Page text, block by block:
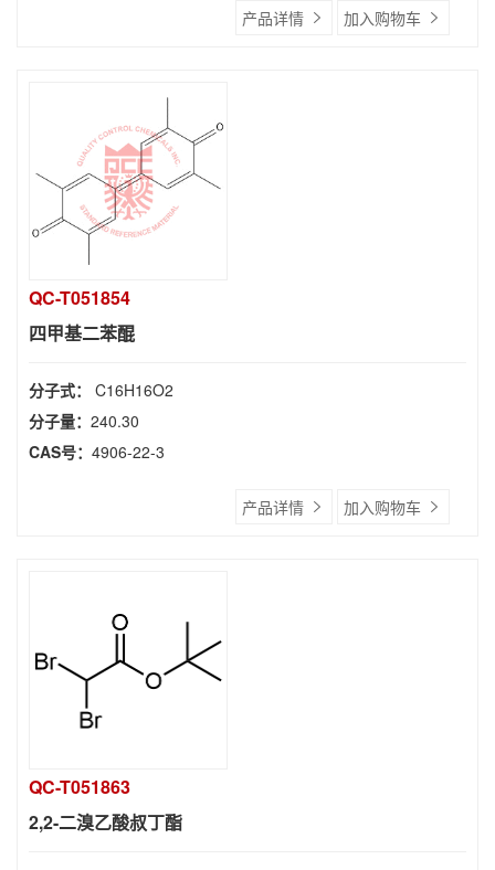
产品详情 加入购物车
QC-T051854
四甲基二苯醌
分子式： C16H16O2
分子量： 240.30
CAS号： 4906-22-3
产品详情 加入购物车
QC-T051863
2,2-二溴乙酸叔丁酯